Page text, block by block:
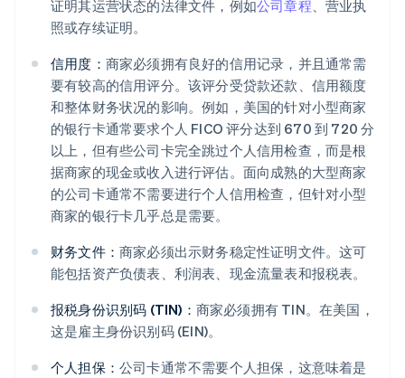
证明其运营状态的法律文件，例如公司章程、营业执
照或存续证明。
信用度： 商家必须拥有良好的信用记录，并且通常需
要有较高的信用评分。该评分受贷款还款、信用额度
和整体财务状况的影响。例如，美国的针对小型商家
的银行卡通常要求个人 FICO 评分达到 670 到 720 分
以上，但有些公司卡完全跳过个人信用检查，而是根
据商家的现金或收入进行评估。面向成熟的大型商家
的公司卡通常不需要进行个人信用检查，但针对小型
商家的银行卡几乎总是需要。
财务文件： 商家必须出示财务稳定性证明文件。这可
能包括资产负债表、利润表、现金流量表和报税表。
报税身份识别码 (TIN)： 商家必须拥有 TIN。在美国，
这是雇主身份识别码 (EIN)。
个人担保： 公司卡通常不需要个人担保，这意味着是